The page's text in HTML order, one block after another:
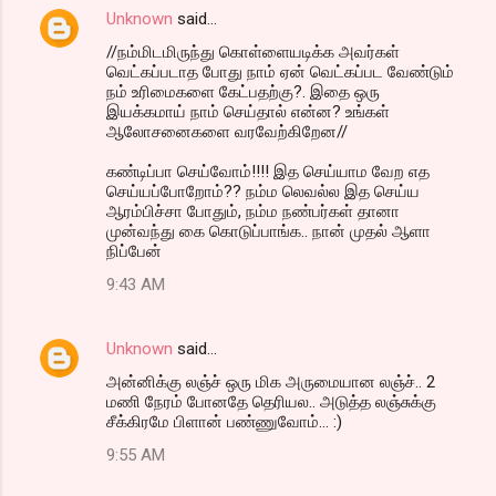
Unknown said…
//நம்மிடமிருந்து கொள்ளையடிக்க அவர்கள்
வெட்கப்படாத போது நாம் ஏன் வெட்கப்பட வேண்டும்
நம் உரிமைகளை கேட்பதற்கு?. இதை ஒரு
இயக்கமாய் நாம் செய்தால் என்ன? உங்கள்
ஆலோசனைகளை வரவேற்கிறேன//
கண்டிப்பா செய்வோம்!!!! இத செய்யாம வேற எத
செய்யப்போறோம்?? நம்ம லெவல்ல இத செய்ய
ஆரம்பிச்சா போதும், நம்ம நண்பர்கள் தானா
முன்வந்து கை கொடுப்பாங்க.. நான் முதல் ஆளா
நிப்பேன்
9:43 AM
Unknown said…
அன்னிக்கு லஞ்ச் ஒரு மிக அருமையான லஞ்ச்.. 2
மணி நேரம் போனதே தெரியல.. அடுத்த லஞ்சுக்கு
சீக்கிரமே பிளான் பண்ணுவோம்... :)
9:55 AM